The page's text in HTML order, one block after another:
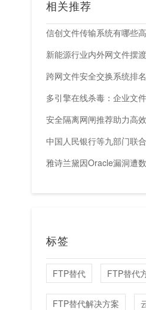
相关推荐
雅诗兰黛因Oracle漏洞遭
标签
FTP替代 FTP替代
FTP替代解决方案